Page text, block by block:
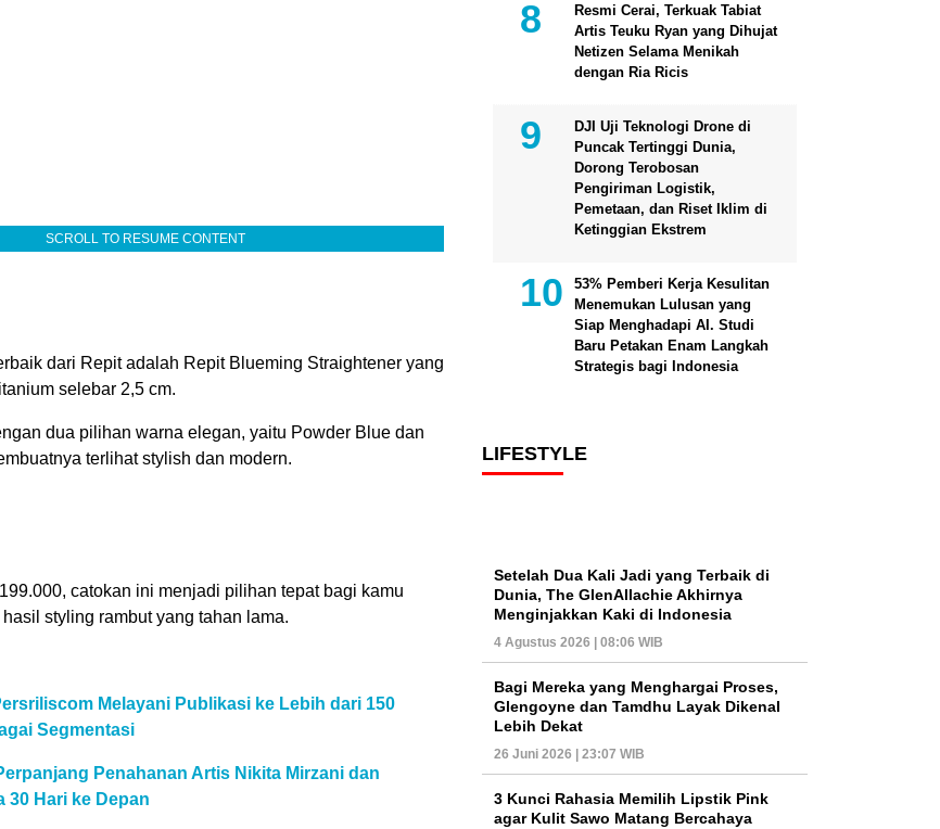
SCROLL TO RESUME CONTENT
dari Repit adalah Repit Blueming Straightener yang
selebar 2,5 cm.
dua pilihan warna elegan, yaitu Powder Blue dan
terlihat stylish dan modern.
catokan ini menjadi pilihan tepat bagi kamu
styling rambut yang tahan lama.
Melayani Publikasi ke Lebih dari 150
Segmentasi
Penahanan Artis Nikita Mirzani dan
30 Hari ke Depan
Resmi Cerai, Terkuak Tabiat
Artis Teuku Ryan yang Dihujat
Netizen Selama Menikah
dengan Ria Ricis
DJI Uji Teknologi Drone di
Puncak Tertinggi Dunia,
Dorong Terobosan
Pengiriman Logistik,
Pemetaan, dan Riset Iklim di
Ketinggian Ekstrem
53% Pemberi Kerja Kesulitan
Menemukan Lulusan yang
Siap Menghadapi AI. Studi
Baru Petakan Enam Langkah
Strategis bagi Indonesia
LIFESTYLE
Setelah Dua Kali Jadi yang Terbaik di
Dunia, The GlenAllachie Akhirnya
Menginjakkan Kaki di Indonesia
4 Agustus 2026 | 08:06 WIB
Bagi Mereka yang Menghargai Proses,
Glengoyne dan Tamdhu Layak Dikenal
Lebih Dekat
26 Juni 2026 | 23:07 WIB
3 Kunci Rahasia Memilih Lipstik Pink
agar Kulit Sawo Matang Bercahaya